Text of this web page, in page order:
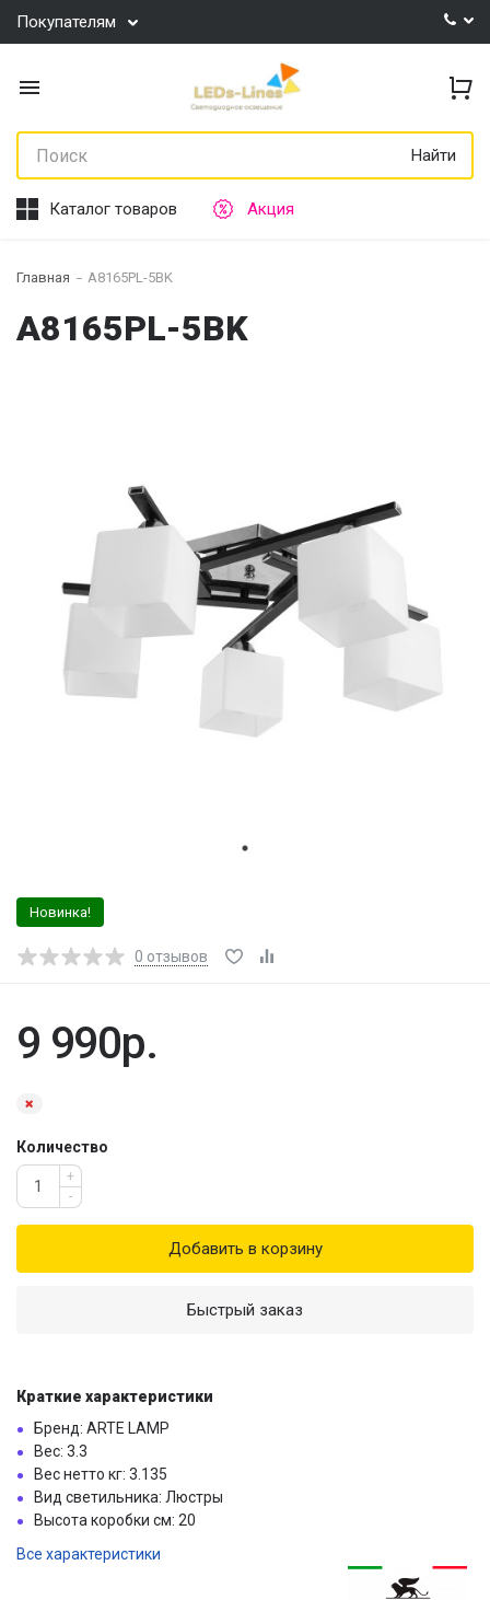
Покупателям
Найти
Каталог товаров Акция
Главная A8165PL-5BK
A8165PL-5BK
Новинка!
0 отзывов
9 990р.
Количество
+
-
Добавить в корзину
Быстрый заказ
Краткие характеристики
Бренд: ARTE LAMP
Вес: 3.3
Вес нетто кг: 3.135
Вид светильника: Люстры
Высота коробки см: 20
Все характеристики